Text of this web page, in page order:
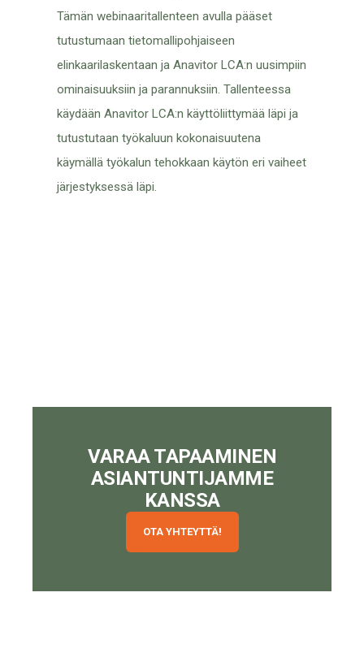
Tämän webinaaritallenteen avulla pääset
tutustumaan tietomallipohjaiseen
elinkaarilaskentaan ja Anavitor LCA:n uusimpiin
ominaisuuksiin ja parannuksiin. Tallenteessa
käydään Anavitor LCA:n käyttöliittymää läpi ja
tutustutaan työkaluun kokonaisuutena
käymällä työkalun tehokkaan käytön eri vaiheet
järjestyksessä läpi.
VARAA TAPAAMINEN
ASIANTUNTIJAMME
KANSSA
OTA YHTEYTTÄ!